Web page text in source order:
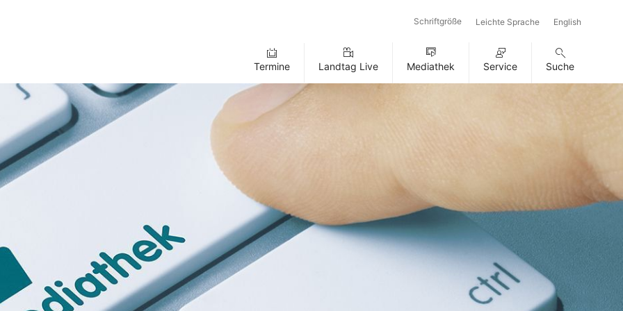
Schriftgröße Leichte Sprache English
Termine Landtag Live Mediathek Service Suche